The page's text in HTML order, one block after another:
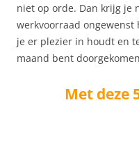
niet op orde. Dan krijg je
werkvoorraad
je er plezier in houdt en
maand bent
Met deze